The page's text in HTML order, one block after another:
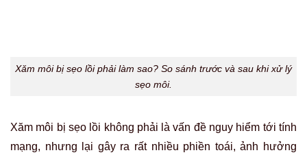
Xăm môi bị sẹo lồi phải làm sao? So sánh trước và sau khi xử lý
sẹo môi.
Xăm môi bị sẹo lồi không phải là vấn đề nguy hiểm tới tính
mạng, nhưng lại gây ra rất nhiều phiền toái, ảnh hưởng